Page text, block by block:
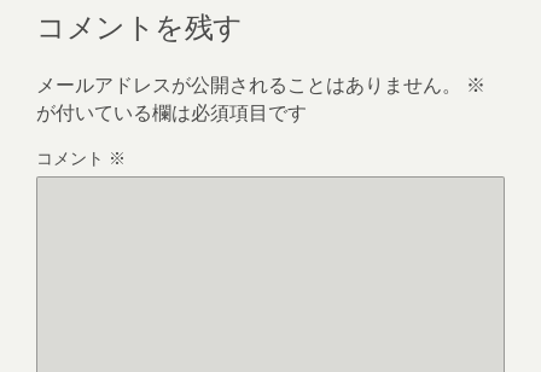
コメントを残す
メールアドレスが公開されることはありません。
※
が付いている欄は必須項目です
コメント ※